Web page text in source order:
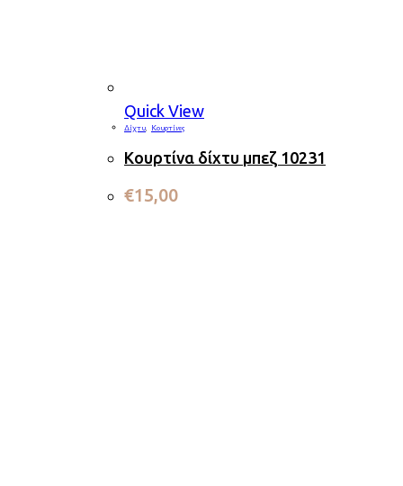
Quick View
Δίχτυ Κουρτίνες
Κουρτίνα δίχτυ μπεζ 10231
€15,00